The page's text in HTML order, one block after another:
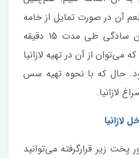
آن در صورت تمایل از خامه
نیز استفاده کنیم. به همین سادگی طی مدت 15 دقیقه
از آن در تهیه لازانیا
حال که با نحوه تهیه سس
لازانیا.
لازانیا
پخت زیر قرارگرفته می‌توانید